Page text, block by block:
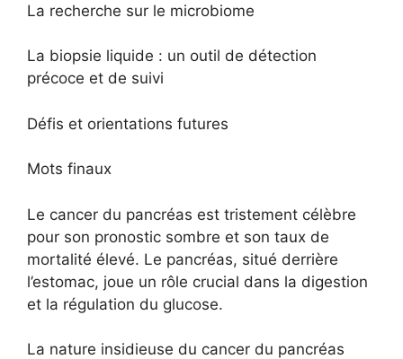
La recherche sur le microbiome
La biopsie liquide : un outil de détection
précoce et de suivi
Défis et orientations futures
Mots finaux
Le cancer du pancréas est tristement célèbre
pour son pronostic sombre et son taux de
mortalité élevé. Le pancréas, situé derrière
l’estomac, joue un rôle crucial dans la digestion
et la régulation du glucose.
La nature insidieuse du cancer du pancréas